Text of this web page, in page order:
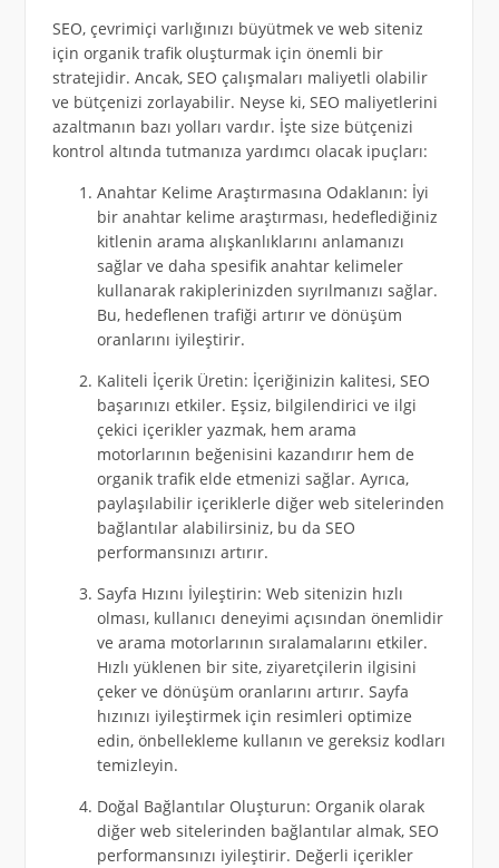
SEO, çevrimiçi varlığınızı büyütmek ve web siteniz
için organik trafik oluşturmak için önemli bir
stratejidir. Ancak, SEO çalışmaları maliyetli olabilir
ve bütçenizi zorlayabilir. Neyse ki, SEO maliyetlerini
azaltmanın bazı yolları vardır. İşte size bütçenizi
kontrol altında tutmanıza yardımcı olacak ipuçları:
Anahtar Kelime Araştırmasına Odaklanın: İyi
bir anahtar kelime araştırması, hedeflediğiniz
kitlenin arama alışkanlıklarını anlamanızı
sağlar ve daha spesifik anahtar kelimeler
kullanarak rakiplerinizden sıyrılmanızı sağlar.
Bu, hedeflenen trafiği artırır ve dönüşüm
oranlarını iyileştirir.
Kaliteli İçerik Üretin: İçeriğinizin kalitesi, SEO
başarınızı etkiler. Eşsiz, bilgilendirici ve ilgi
çekici içerikler yazmak, hem arama
motorlarının beğenisini kazandırır hem de
organik trafik elde etmenizi sağlar. Ayrıca,
paylaşılabilir içeriklerle diğer web sitelerinden
bağlantılar alabilirsiniz, bu da SEO
performansınızı artırır.
Sayfa Hızını İyileştirin: Web sitenizin hızlı
olması, kullanıcı deneyimi açısından önemlidir
ve arama motorlarının sıralamalarını etkiler.
Hızlı yüklenen bir site, ziyaretçilerin ilgisini
çeker ve dönüşüm oranlarını artırır. Sayfa
hızınızı iyileştirmek için resimleri optimize
edin, önbellekleme kullanın ve gereksiz kodları
temizleyin.
Doğal Bağlantılar Oluşturun: Organik olarak
diğer web sitelerinden bağlantılar almak, SEO
performansınızı iyileştirir. Değerli içerikler